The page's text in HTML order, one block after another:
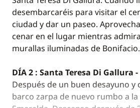
desembarcaréis para visitar el
ciudad y dar un paseo.
cenar en el lugar mientras
murallas iluminadas de Bonifacio.
DÍA 2 : Santa Teresa Di Gallura
Después de un buen desayuno y
barco zarpa de nuevo rumbo a